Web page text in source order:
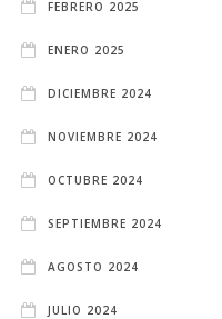
FEBRERO 2025
ENERO 2025
DICIEMBRE 2024
NOVIEMBRE 2024
OCTUBRE 2024
SEPTIEMBRE 2024
AGOSTO 2024
JULIO 2024